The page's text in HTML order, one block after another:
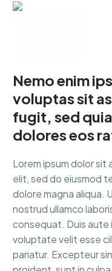
Nemo enim
voluptas sit
fugit, sed
dolores eos
Lorem ipsum dolor
elit, sed do eiusmod
dolore magna aliqua.
nostrud ullamco
consequat. Duis aute
voluptate velit esse
pariatur. Excepteur